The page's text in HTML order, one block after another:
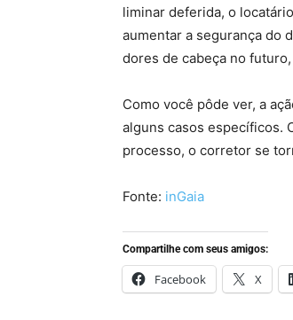
liminar deferida, o
aumentar a segurança do
dores de cabeça no futuro,
Como você pôde ver, a
alguns casos específicos.
processo, o corretor se
Fonte: inGaia
Compartilhe com seus amigos:
Facebook X